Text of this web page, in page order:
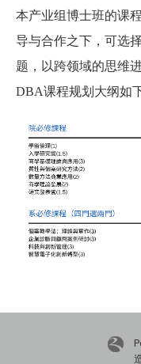
本产业组博士班的课
导与合作之下，可选
题，以跨领域的思维
DBA课程规划大纲如